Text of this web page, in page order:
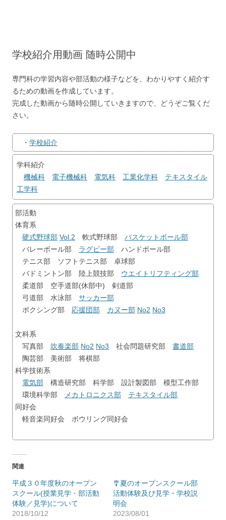
キ
ッ
学校紹介用動画 随時公開中
専門科の学習内容や部活動の様子などを、わかりやすく紹介す
るための動画を作成しています。
完成した動画から随時公開していきますので、どうぞご覧くだ
さい。
・ 学校紹介
学科紹介
機械科
電子機械科 電気科 工業化学科
テキスタイル
工学科
部活動
体育系
硬式野球部 Vol.2 軟式野球部 バスケットボール部
バレーボール部 ラグビー部 ハンドボール部
テニス部 ソフトテニス部 卓球部
バドミントン部 陸上競技部 ウエイトリフティング部
柔道部 空手道部(休部中) 剣道部
弓道部 水泳部 サッカー部
ボクシング部 応援団部 カヌー部 No2 No3
文科系
写真部 吹奏楽部 No2 No3 社会問題研究部 書道部
陶芸部 美術部 将棋部
科学技術系
電気部 構造研究部 科学部 設計製図部 模型工作部
環境科学部
メカトロニクス部
テキスタイル部
同好会
軽音楽同好会 ボウリング同好会
関連
平成３０年度秋のオープン
スクール(授業見学・部活動
体験／見学)について
2018/10/12
🎐夏のオープンスクール部
活動体験及び見学・学校説
明会
2023/08/01